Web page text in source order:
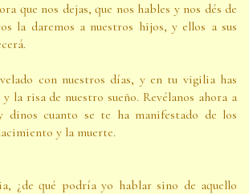
que nos dejas, que nos hables y nos dés de
la daremos a nuestros hijos, y ellos a sus
con nuestros días, y en tu vigilia has
la risa de nuestro sueño. Revélanos ahora a
dinos cuanto se te ha manifestado de los
y la muerte.
¿de qué podría yo hablar sino de aquello